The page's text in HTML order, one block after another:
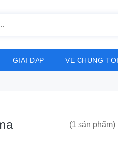
GIẢI ĐÁP VỀ CHÚNG TÔI
(1 sản phẩm)